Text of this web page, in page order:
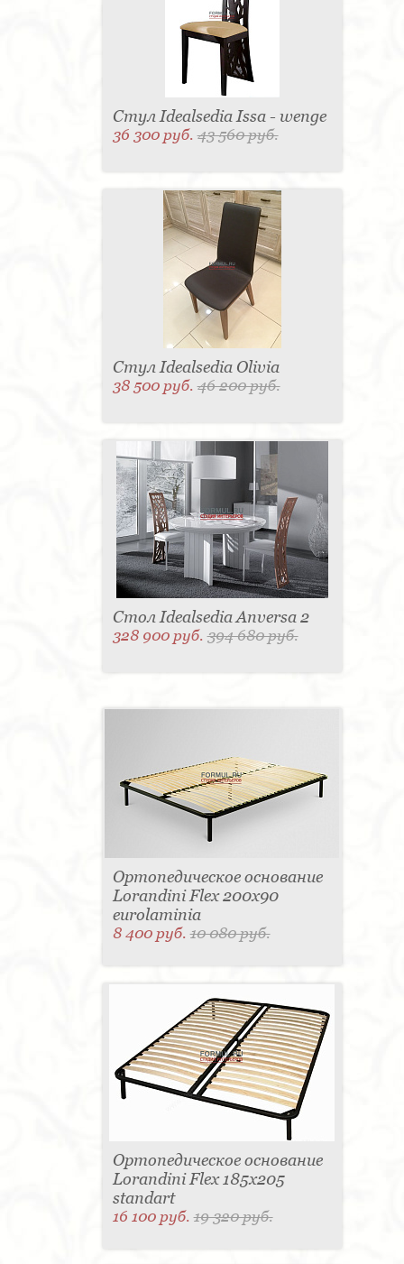
Стул Idealsedia Issa - wenge
36 300 руб.43 560 руб.
Стул Idealsedia Olivia
38 500 руб.46 200 руб.
Стол Idealsedia Anversa 2
328 900 руб.394 680 руб.
Ортопедическое основание
Lorandini Flex 200x90
eurolaminia
8 400 руб.10 080 руб.
Ортопедическое основание
Lorandini Flex 185x205
standart
16 100 руб.19 320 руб.